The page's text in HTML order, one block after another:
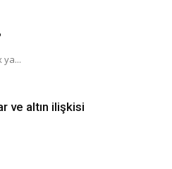
ya...
ve altın ilişkisi